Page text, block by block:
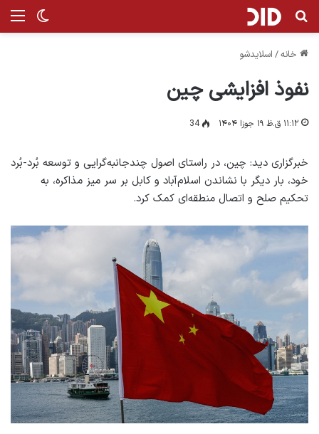
تغییر جستجو برای
خانه/ اسلایدشو
نفوذ افزایشی چین
۱۱:۱۲ ق.ظ ۱۹ جوزا ۱۴۰۴ 34
خبرگزاری دید: چین، در راستای اصول چندجانبه‌گرایی و توسعه بُرد-بُرد
خود، بار دیگر با نشاندن اسلام‌آباد و کابل بر سر میز مذاکره، به
تحکیم صلح و اتصال منطقه‌ای کمک کرد.